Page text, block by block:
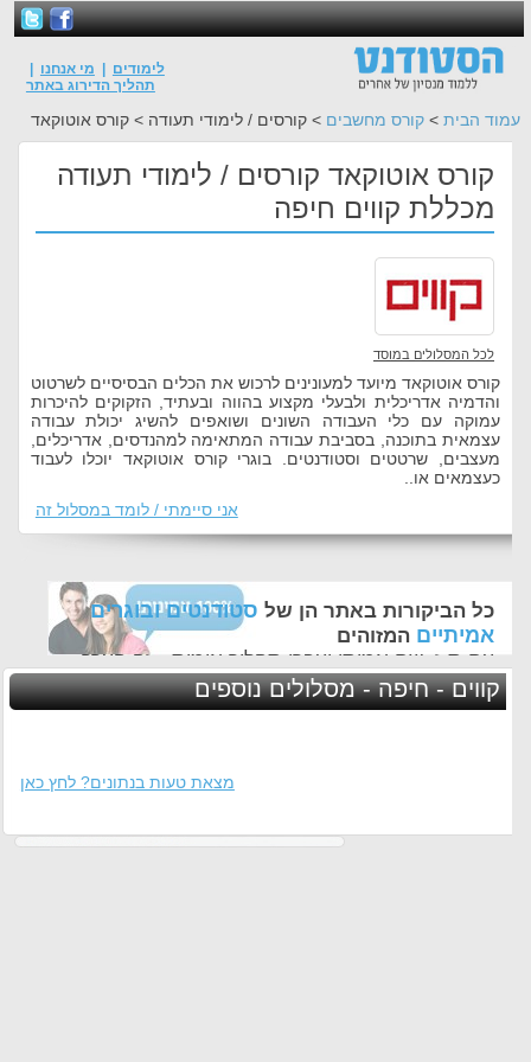
לימודים מי אנחנו
תהליך הדירוג באתר
עמוד הבית > קורס מחשבים > קורסים / לימודי תעודה > קורס אוטוקאד
קורס אוטוקאד קורסים / לימודי תעודה
מכללת קווים חיפה
לכל המסלולים במוסד
קורס אוטוקאד מיועד למעונינים לרכוש את הכלים הבסיסיים לשרטוט
והדמיה אדריכלית ולבעלי מקצוע בהווה ובעתיד, הזקוקים להיכרות
עמוקה עם כלי העבודה השונים ושואפים להשיג יכולת עבודה
עצמאית בתוכנה, בסביבת עבודה המתאימה למהנדסים, אדריכלים,
מעצבים, שרטטים וסטודנטים. בוגרי קורס אוטוקאד יוכלו לעבוד
כעצמאים או..
אני סיימתי / לומד במסלול זה
כל הביקורות באתר הן של סטודנטים ובוגרים
אמיתיים המזוהים
עם ת.ז, שם אמיתי ועברו תהליך אימות - זה הערך
החשוב לנו ביותר באתר
קווים - חיפה - מסלולים נוספים
מצאת טעות בנתונים? לחץ כאן